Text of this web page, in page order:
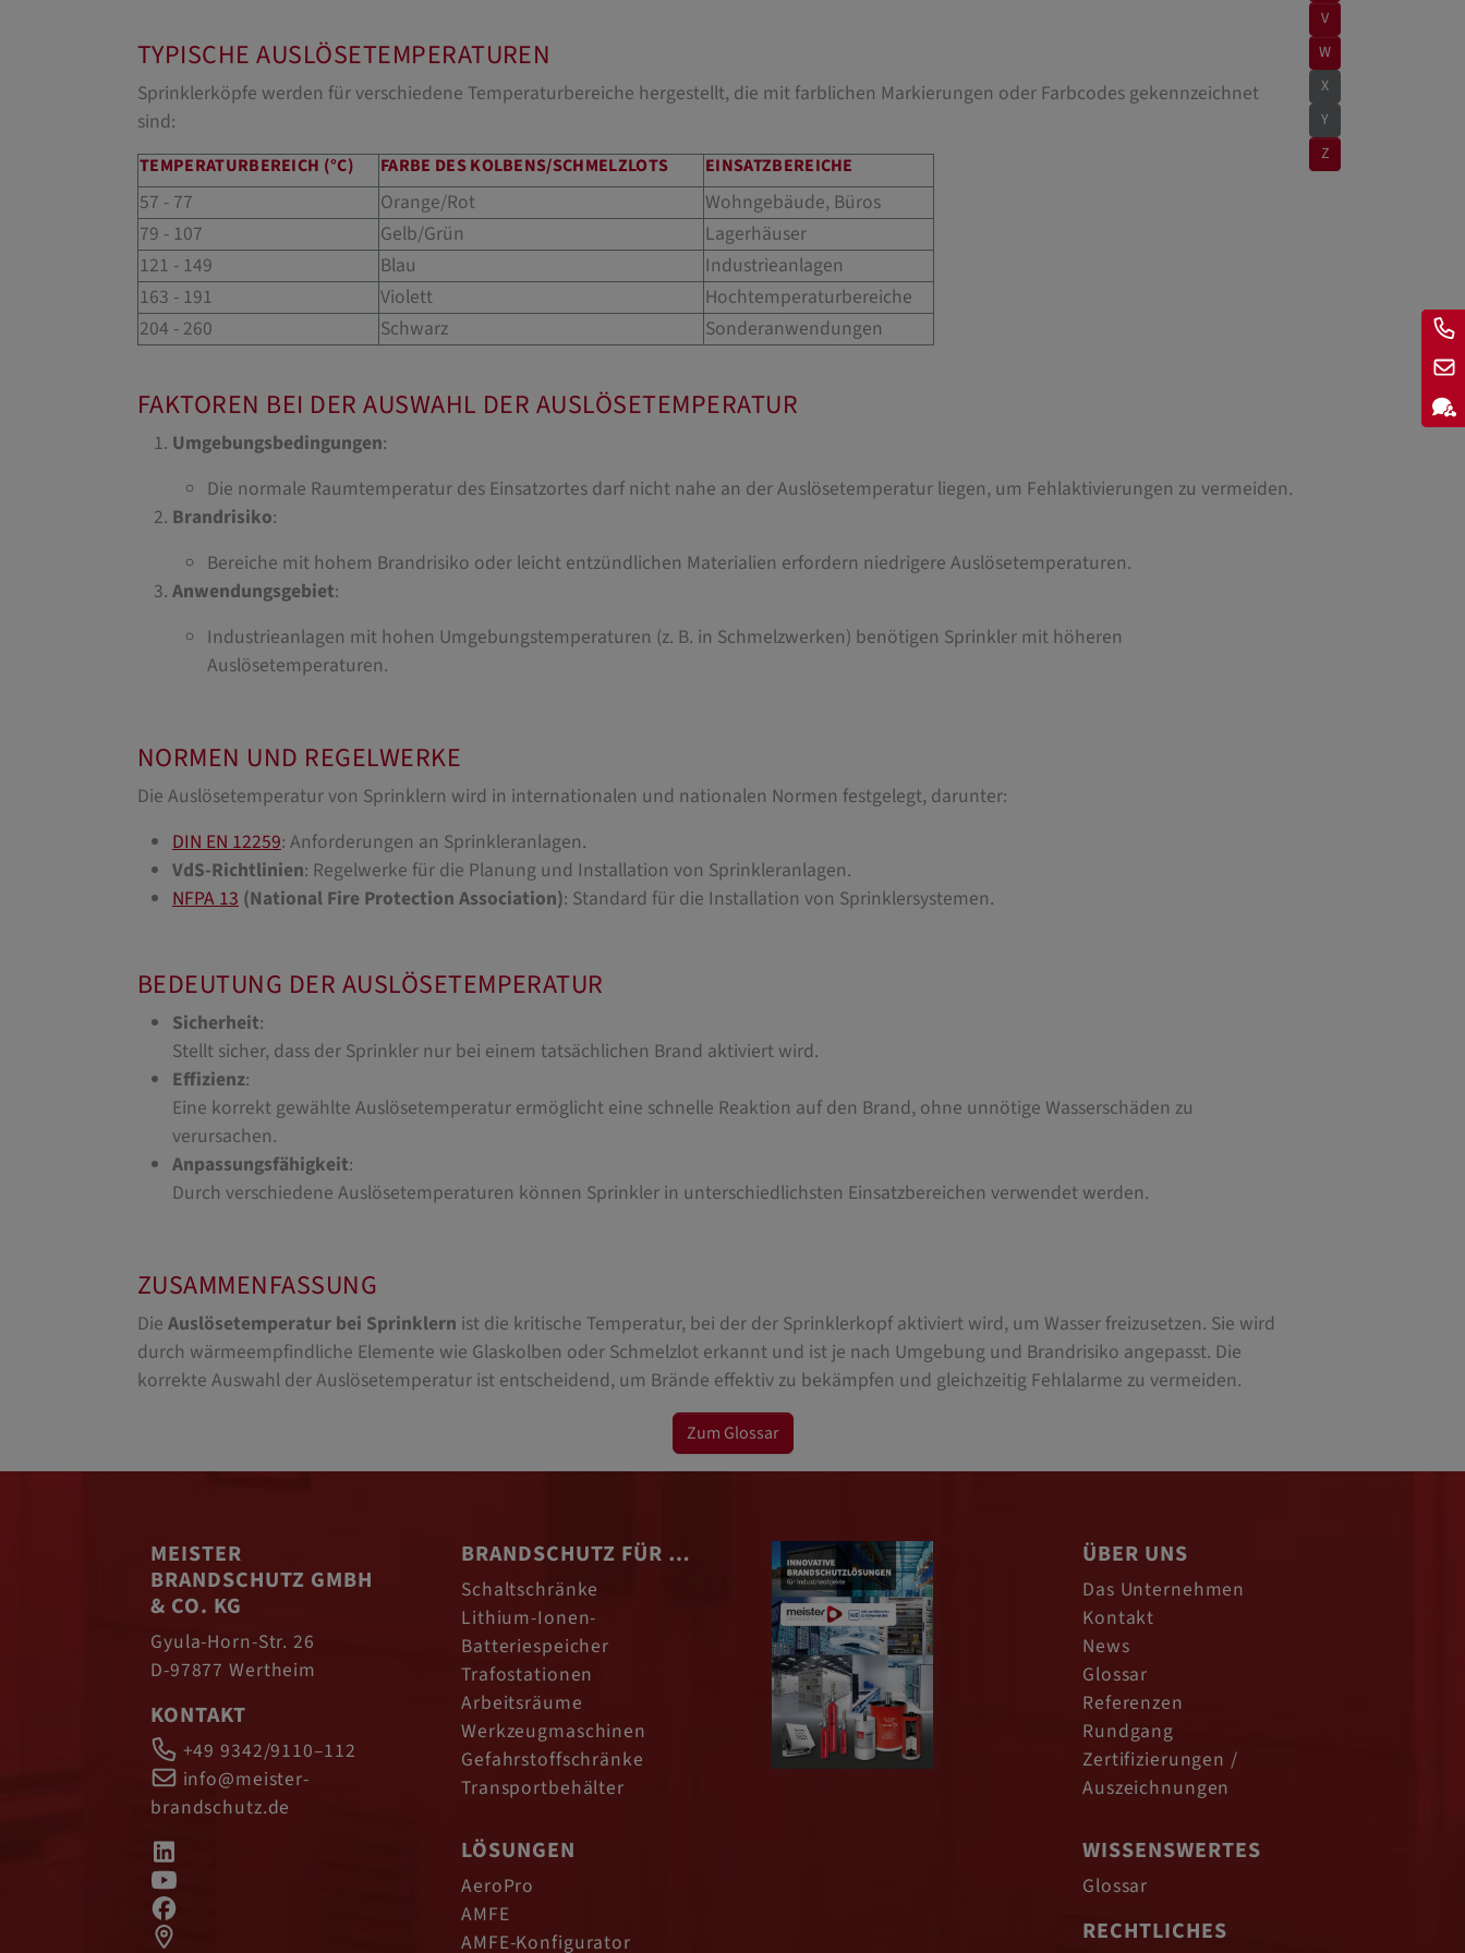
TYPISCHE AUSLÖSETEMPERATUREN
Sprinklerköpfe werden für verschiedene Temperaturbereiche hergestellt, die mit farblichen Markierungen oder Farbcodes gekennzeichnet
sind:
TEMPERATURBEREICH (°C) FARBE DES KOLBENS/SCHMELZLOTS EINSATZBEREICHE
57 - 77 Orange/Rot
Wohngebäude, Büros
79 - 107
Gelb/Grün
Lagerhäuser
121 - 149
Blau
Industrieanlagen
163 - 191
Violett
Hochtemperaturbereiche
204 - 260
Schwarz Sonderanwendungen
FAKTOREN BEI DER AUSWAHL DER AUSLÖSETEMPERATUR
Umgebungsbedingungen:
Die normale Raumtemperatur des Einsatzortes darf nicht nahe an der Auslösetemperatur liegen, um Fehlaktivierungen zu vermeiden.
Brandrisiko:
Bereiche mit hohem Brandrisiko oder leicht entzündlichen Materialien erfordern niedrigere Auslösetemperaturen.
Anwendungsgebiet:
Industrieanlagen mit hohen Umgebungstemperaturen (z. B. in Schmelzwerken) benötigen Sprinkler mit höheren
Auslösetemperaturen.
NORMEN UND REGELWERKE
Die Auslösetemperatur von Sprinklern wird in internationalen und nationalen Normen festgelegt, darunter:
DIN EN 12259: Anforderungen an Sprinkleranlagen.
VdS-Richtlinien: Regelwerke für die Planung und Installation von Sprinkleranlagen.
NFPA 13 (National Fire Protection Association): Standard für die Installation von Sprinklersystemen.
BEDEUTUNG DER AUSLÖSETEMPERATUR
Sicherheit:
Stellt sicher, dass der Sprinkler nur bei einem tatsächlichen Brand aktiviert wird.
Effizienz:
Eine korrekt gewählte Auslösetemperatur ermöglicht eine schnelle Reaktion auf den Brand, ohne unnötige Wasserschäden zu
verursachen.
Anpassungsfähigkeit:
Durch verschiedene Auslösetemperaturen können Sprinkler in unterschiedlichsten Einsatzbereichen verwendet werden.
ZUSAMMENFASSUNG
Die Auslösetemperatur bei Sprinklern ist die kritische Temperatur, bei der der Sprinklerkopf aktiviert wird, um Wasser freizusetzen. Sie wird
durch wärmeempfindliche Elemente wie Glaskolben oder Schmelzlot erkannt und ist je nach Umgebung und Brandrisiko angepasst. Die
korrekte Auswahl der Auslösetemperatur ist entscheidend, um Brände effektiv zu bekämpfen und gleichzeitig Fehlalarme zu vermeiden.
V
W
X
Y
Z
Zum Glossar
MEISTER
BRANDSCHUTZ GMBH
& CO. KG
Gyula-Horn-Str. 26
D-97877 Wertheim
KONTAKT
+49 9342/9110–112
info@meister-
brandschutz.de
BRANDSCHUTZ FÜR …
Schaltschränke
Lithium-Ionen-
Batteriespeicher
Trafostationen
Arbeitsräume
Werkzeugmaschinen
Gefahrstoffschränke
Transportbehälter
LÖSUNGEN
AeroPro
AMFE
AMFE-Konfigurator
ÜBER UNS
Das Unternehmen
Kontakt
News
Glossar
Referenzen
Rundgang
Zertifizierungen /
Auszeichnungen
WISSENSWERTES
Glossar
RECHTLICHES